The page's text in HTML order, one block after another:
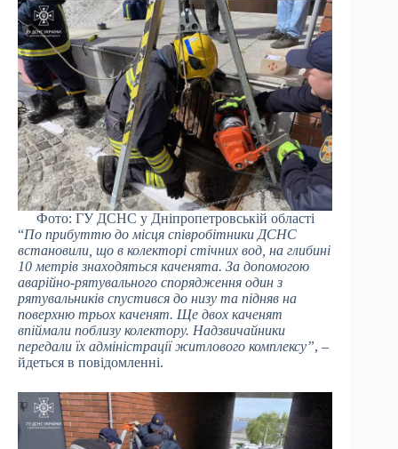
Фото: ГУ ДСНС у Дніпропетровській області
“По прибуттю до місця співробітники ДСНС
встановили, що в колекторі стічних вод, на глибині
10 метрів знаходяться каченята. За допомогою
аварійно-рятувального спорядження один з
рятувальників спустився до низу та підняв на
поверхню трьох каченят. Ще двох каченят
впіймали поблизу колектору. Надзвичайники
передали їх адміністрації житлового комплексу”, –
йдеться в повідомленні.